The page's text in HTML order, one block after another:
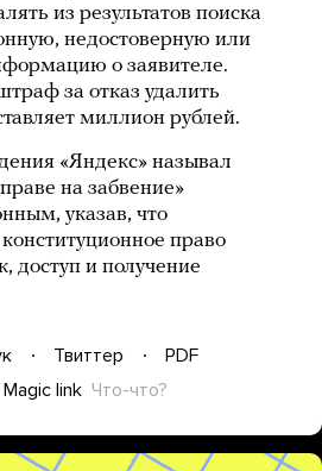
из результатов поиска
недостоверную или
о заявителе.
за отказ удалить
миллион рублей.
«Яндекс» называл
на забвение»
указав, что
право
доступ и получение
Твиттер
PDF
Magic link Что-что?